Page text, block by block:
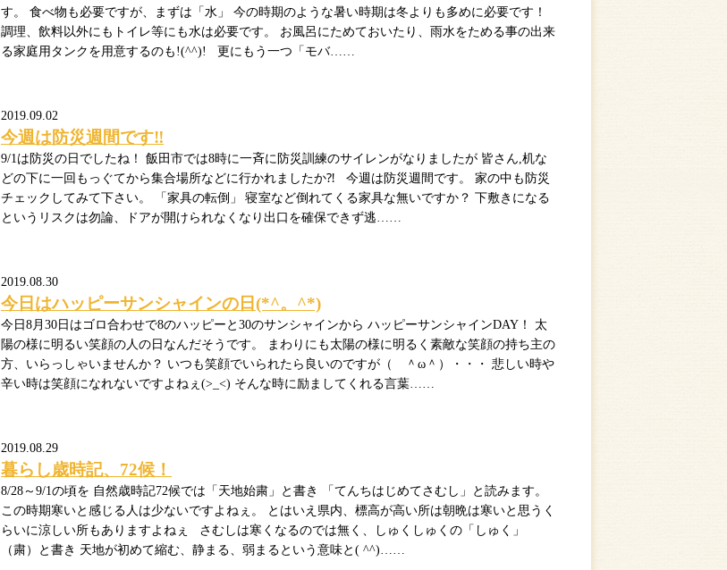
す。 食べ物も必要ですが、まずは「水」 今の時期のような暑い時期は冬よりも多めに必要です！
調理、飲料以外にもトイレ等にも水は必要です。 お風呂にためておいたり、雨水をためる事の出来
る家庭用タンクを用意するのも!(^^)! 更にもう一つ「モバ……
2019.09.02
今週は防災週間です‼
9/1は防災の日でしたね！ 飯田市では8時に一斉に防災訓練のサイレンがなりましたが 皆さん,机な
どの下に一回もっぐてから集合場所などに行かれましたか⁈ 今週は防災週間です。 家の中も防災
チェックしてみて下さい。 「家具の転倒」 寝室など倒れてくる家具な無いですか？ 下敷きになる
というリスクは勿論、ドアが開けられなくなり出口を確保できず逃……
2019.08.30
今日はハッピーサンシャインの日(*^。^*)
今日8月30日はゴロ合わせで8のハッピーと30のサンシャインから ハッピーサンシャインDAY！ 太
陽の様に明るい笑顔の人の日なんだそうです。 まわりにも太陽の様に明るく素敵な笑顔の持ち主の
方、いらっしゃいませんか？ いつも笑顔でいられたら良いのですが（ ＾ω＾）・・・ 悲しい時や
辛い時は笑顔になれないですよねぇ(>_<) そんな時に励ましてくれる言葉……
2019.08.29
暮らし歳時記、72候！
8/28～9/1の頃を 自然歳時記72候では「天地始粛」と書き 「てんちはじめてさむし」と読みます。
この時期寒いと感じる人は少ないですよねぇ。 とはいえ県内、標高が高い所は朝晩は寒いと思うく
らいに涼しい所もありますよねぇ さむしは寒くなるのでは無く、しゅくしゅくの「しゅく」
（粛）と書き 天地が初めて縮む、静まる、弱まるという意味と( ^^)……